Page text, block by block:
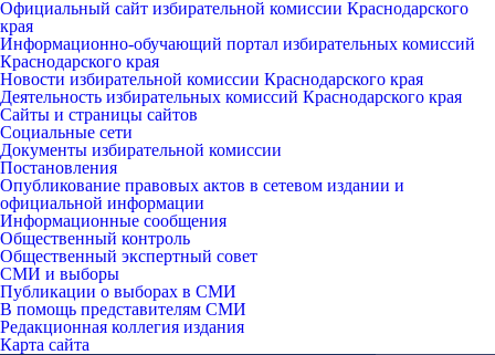
Официальный сайт избирательной комиссии Краснодарского
края
Информационно-обучающий портал избирательных комиссий
Краснодарского края
Новости избирательной комиссии Краснодарского края
Деятельность избирательных комиссий Краснодарского края
Сайты и страницы сайтов
Социальные сети
Документы избирательной комиссии
Постановления
Опубликование правовых актов в сетевом издании и
официальной информации
Информационные сообщения
Общественный контроль
Общественный экспертный совет
СМИ и выборы
Публикации о выборах в СМИ
В помощь представителям СМИ
Редакционная коллегия издания
Карта сайта